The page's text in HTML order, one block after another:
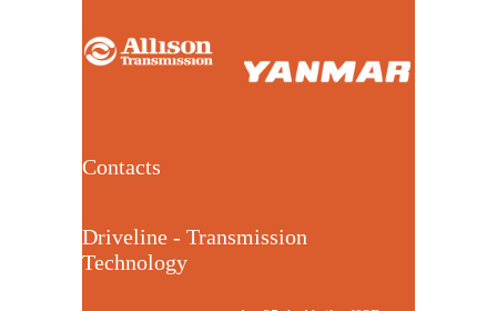
Contacts
Driveline - Transmission
Technology